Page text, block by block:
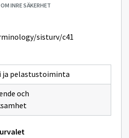
INRE SÄKERHET
sisturv/c41
ja pelastustoiminta
och